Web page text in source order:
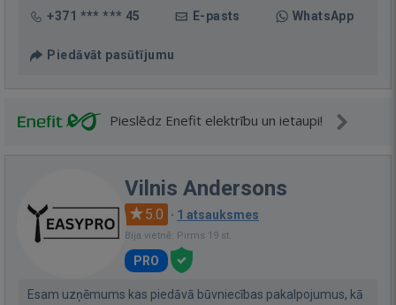
+371 *** *** 45 E-pasts WhatsApp
Piedāvāt pasūtījumu
Pieslēdz Enefit elektrību un ietaupi!
Vilnis Andersons
5.0 · 1 atsauksmes
Bija vietnē: Pirms 19 st.
PRO
Esam uzņēmums kas piedāvā būvniecības pakalpojumus, kā